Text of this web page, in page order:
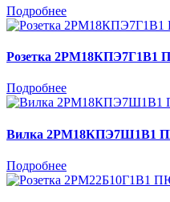
Подробнее
Розетка 2РМ18КПЭ7Г1В1
Подробнее
Вилка 2РМ18КПЭ7Ш1В1
Подробнее